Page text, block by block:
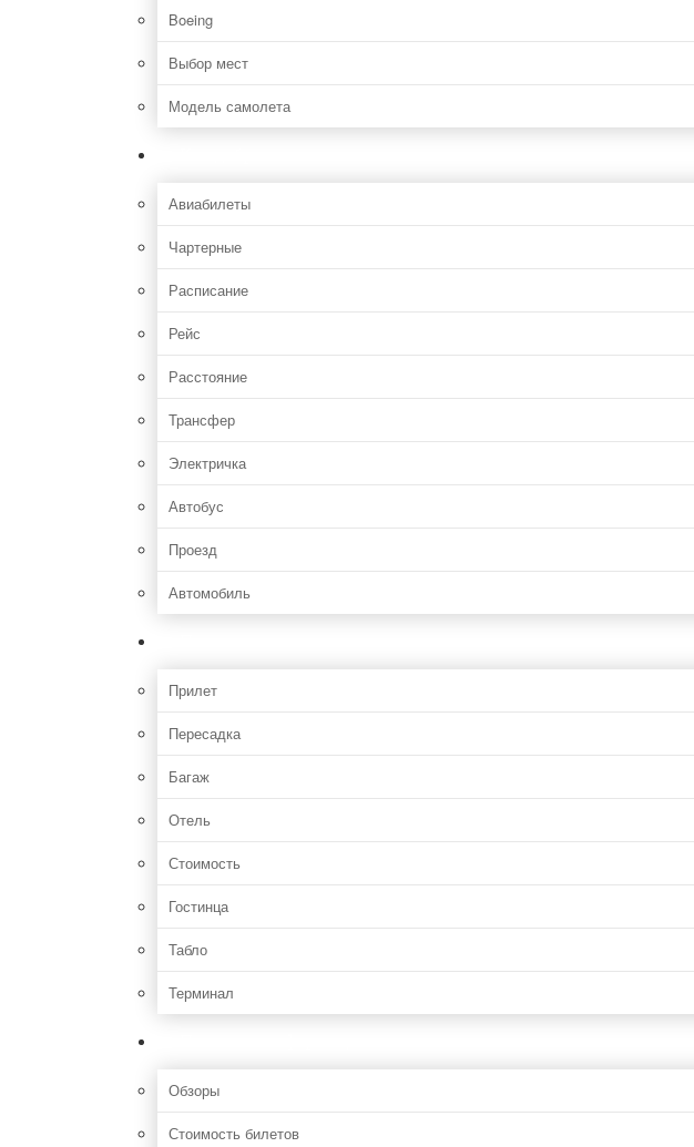
Boeing
Выбор мест
Модель самолета
Авиабилеты
Чартерные
Расписание
Рейс
Расстояние
Трансфер
Электричка
Автобус
Проезд
Автомобиль
Прилет
Пересадка
Багаж
Отель
Стоимость
Гостинца
Табло
Терминал
Обзоры
Стоимость билетов